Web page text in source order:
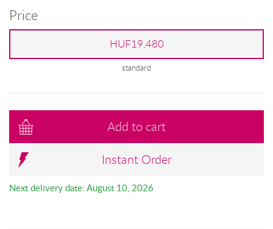
Price
HUF19,480
standard
Add to cart
Instant Order
Next delivery date: August 10, 2026